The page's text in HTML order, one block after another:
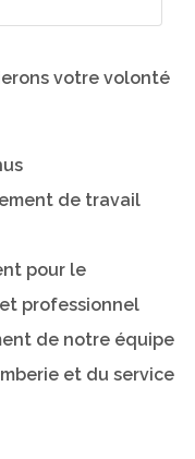
votre volonté
de travail
pour le
professionnel
de notre équipe
et du service